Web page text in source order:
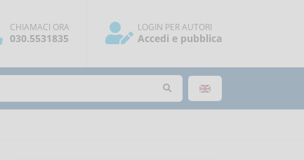
CHIAMACI ORA
030.5531835
LOGIN PER AUTORI
Accedi e pubblica